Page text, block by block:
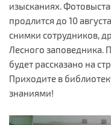
изысканиях.
продлится до 10
снимки сотрудников,
Лесного заповедника.
будет рассказано на
Приходите в
знаниями!